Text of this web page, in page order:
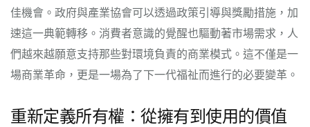
佳機會。政府與產業協會可以透過政策引導與獎勵措施，加
速這一典範轉移。消費者意識的覺醒也驅動著市場需求，人
們越來越願意支持那些對環境負責的商業模式。這不僅是一
場商業革命，更是一場為了下一代福祉而進行的必要變革。
重新定義所有權：從擁有到使用的價值